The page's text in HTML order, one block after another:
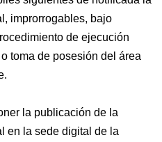
improrrogables, bajo
de ejecución
toma de posesión del área
la publicación de la
en la sede digital de la